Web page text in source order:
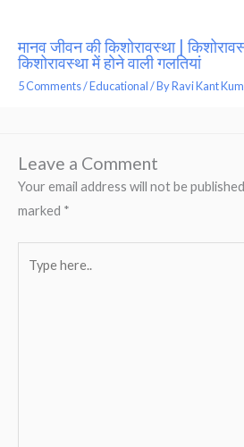
मानव जीवन की किशोरावस्था |
किशोरावस्था में होने वाली गलतियां
5 Comments/Educational/ ByRavi Kant
Leave a Comment
Your email address will not be
marked *
here..